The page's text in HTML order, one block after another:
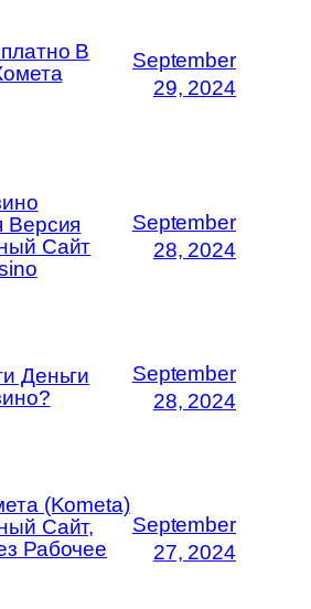
В
September
29, 2024
Версия
Сайт
September
28, 2024
Деньги
September
28, 2024
(Kometa)
Сайт,
Рабочее
September
27, 2024